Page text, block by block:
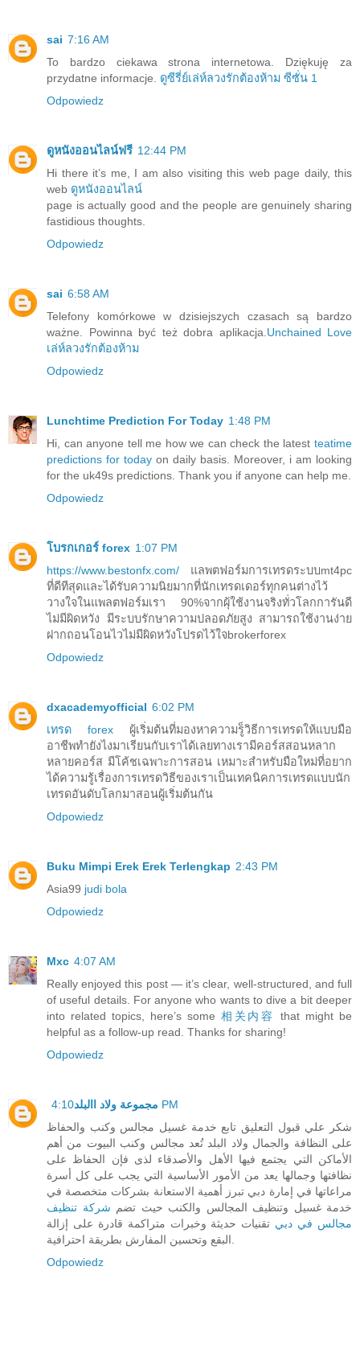
sai 7:16 AM
To bardzo ciekawa strona internetowa. Dziękuję za
przydatne informacje.
ดูซีรี่ย์เล่ห์ลวงรักต้องห้าม ซีซั่น 1
Odpowiedz
ดูหนังออนไลน์ฟรี 12:44 PM
Hi there it’s me, I am also visiting this web page daily, this
web ดูหนังออนไลน์
page is actually good and the people are genuinely sharing
fastidious thoughts.
Odpowiedz
sai 6:58 AM
Telefony komórkowe w dzisiejszych czasach są bardzo
ważne. Powinna być też dobra aplikacja. Unchained Love
เล่ห์ลวงรักต้องห้าม
Odpowiedz
Lunchtime Prediction For Today 1:48 PM
Hi, can anyone tell me how we can check the latest teatime
predictions for today on daily basis. Moreover, i am looking
for the uk49s predictions. Thank you if anyone can help me.
Odpowiedz
โบรกเกอร์ forex 1:07 PM
https://www.bestonfx.com/ แลพตฟอร์มการเทรดระบบmt4pc
ที่ดีทีสุดและได้รับความนิยมากที่นักเทรดเดอร์ทุกคนต่างไว้
วางใจในแพลตฟอร์มเรา 90%จากผุ้ใช้งานจริงทั่วโลกการันดี
ไม่มีผิดหวัง มีระบบรักษาความปลอดภัยสูง สามารถใช้งานง่าย
ฝากถอนโอนไวไม่มีผิดหวังโปรดไว้ใจbrokerforex
Odpowiedz
dxacademyofficial 6:02 PM
เทรด forex ผู้เริ่มต้นที่มองหาความรู็วิธีการเทรดให้แบบมือ
อาชีพทำยังไงมาเรียนกับเราได้เลยทางเรามีคอร์สสอนหลาก
หลายคอร์ส มีโค้ชเฉพาะการสอน เหมาะสำหรับมือใหม่ที่อยาก
ได้ความรู้เรื่องการเทรดวิธีของเราเป็นเทคนิคการเทรดแบบนัก
เทรดอันดับโลกมาสอนผู้เริ่มต้นกัน
Odpowiedz
Buku Mimpi Erek Erek Terlengkap 2:43 PM
Asia99 judi bola
Odpowiedz
Mxc 4:07 AM
Really enjoyed this post — it’s clear, well-structured, and full
of useful details. For anyone who wants to dive a bit deeper
into related topics, here’s some 相关内容
that might be
helpful as a follow-up read. Thanks for sharing!
Odpowiedz
مجموعة ولاد االبلد 4:10 PM
شكر علي قبول التعليق تابع خدمة غسيل مجالس وكنب والحفاظ
على النظافة والجمال ولاد البلد تُعد مجالس وكنب البيوت من أهم
الأماكن التي يجتمع فيها الأهل والأصدقاء لذى فإن الحفاظ على
نظافتها وجمالها يعد من الأمور الأساسية التي يجب على كل أسرة
مراعاتها في إمارة دبي تبرز أهمية الاستعانة بشركات متخصصة في
خدمة غسيل وتنظيف المجالس والكنب حيث تضم شركة تنظيف
مجالس في دبي تقنيات حديثة وخبرات متراكمة قادرة على إزالة
Odpowiedz